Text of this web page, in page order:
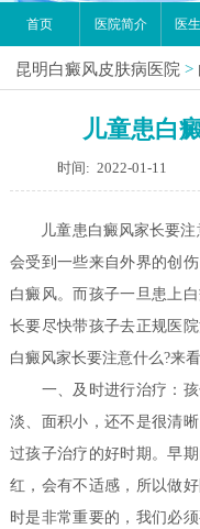
首页 医院简介 医
昆明白癜风皮肤病医院 >
儿童患白
时间: 2022-01-11
儿童患白癜风家长要注
会受到一些来自外界的创
白癜风。而孩子一旦患上
长要尽快带孩子去正规医
白癜风家长要注意什么?来
一、及时进行治疗：孩
淡、面积小，还不是很清
过孩子治疗的好时期。早
红，会有不适感，所以做
时是非常重要的，我们必